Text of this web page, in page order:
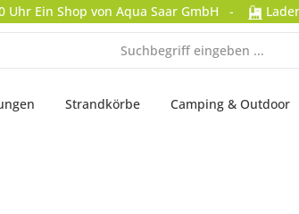
Uhr Ein Shop von Aqua Saar GmbH -
Strandkörbe Camping & Outdoor